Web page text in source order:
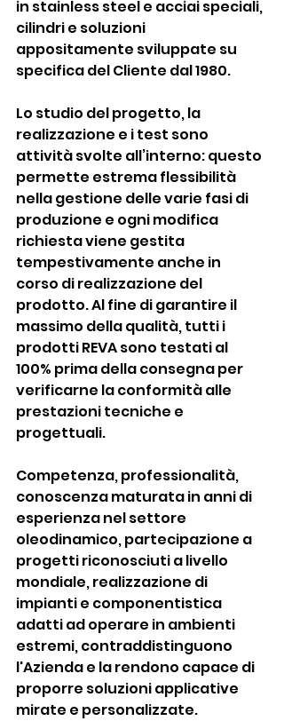
in stainless steel e acciai speciali,
cilindri e soluzioni
appositamente sviluppate su
specifica del Cliente dal 1980.
Lo studio del progetto, la
realizzazione e i test sono
attività svolte all’interno: questo
permette estrema flessibilità
nella gestione delle varie fasi di
produzione e ogni modifica
richiesta viene gestita
tempestivamente anche in
corso di realizzazione del
prodotto. Al fine di garantire il
massimo della qualità, tutti i
prodotti REVA sono testati al
100% prima della consegna per
verificarne la conformità alle
prestazioni tecniche e
progettuali.
Competenza, professionalità,
conoscenza maturata in anni di
esperienza nel settore
oleodinamico, partecipazione a
progetti riconosciuti a livello
mondiale, realizzazione di
impianti e componentistica
adatti ad operare in ambienti
estremi, contraddistinguono
l'Azienda e la rendono capace di
proporre soluzioni applicative
mirate e personalizzate.